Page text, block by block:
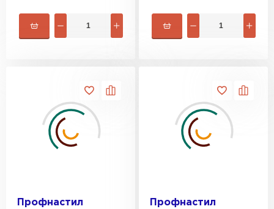
Профнастил
Профнастил